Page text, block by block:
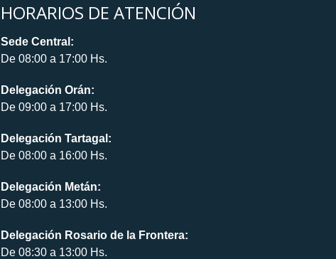
HORARIOS DE ATENCIÓN
Sede Central:
De 08:00 a 17:00 Hs.
Delegación Orán:
De 09:00 a 17:00 Hs.
Delegación Tartagal:
De 08:00 a 16:00 Hs.
Delegación Metán:
De 08:00 a 13:00 Hs.
Delegación Rosario de la Frontera:
De 08:30 a 13:00 Hs.